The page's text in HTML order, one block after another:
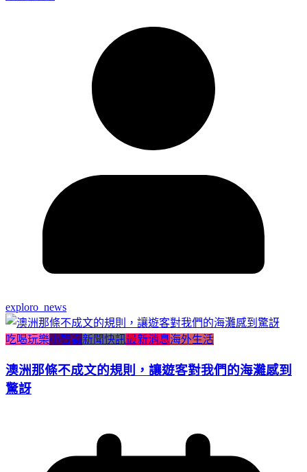
exploro_news
吃喝玩樂小智識新聞快訊最新消息海外生活
澳洲那條不成文的規則，讓遊客對我們的海灘感到
驚訝